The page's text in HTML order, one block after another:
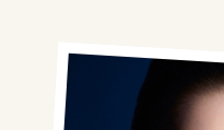
FOLLOW
Facebook